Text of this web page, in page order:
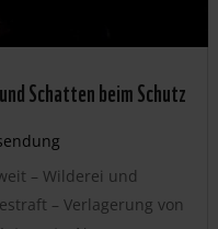
Schatten beim Schutz
– Wilderei und
– Verlagerung von